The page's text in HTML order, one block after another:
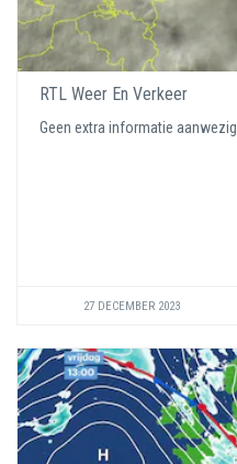
RTL Weer En Verkeer
Geen extra informatie aanwezig.
27 DECEMBER 2023